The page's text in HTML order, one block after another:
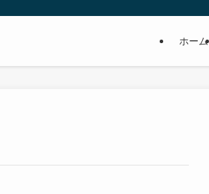
ホーム